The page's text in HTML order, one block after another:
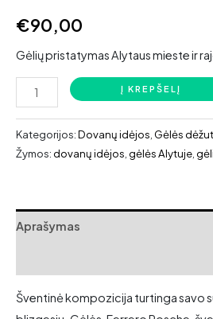
€90,00
Gėlių pristatymas Alytaus mieste ir
produkto
kiekis:
Šventinė
kompozicija
Į KREPŠELĮ
Kategorijos:Dovanų idėjos Gėlės
Žymos: dovanų idėjos gėlės Alytuje
Aprašymas
Šventinė kompozicija turtinga savo